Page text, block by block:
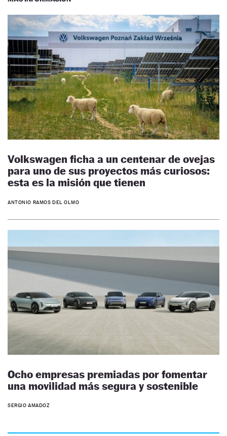
Volkswagen ficha a un centenar de ovejas
para uno de sus proyectos más curiosos:
esta es la misión que tienen
ANTONIO RAMOS DEL OLMO
Ocho empresas premiadas por fomentar
una movilidad más segura y sostenible
SERGIO AMADOZ